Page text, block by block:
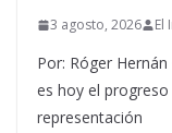
3 agosto, 2026 El
Por: Róger
es hoy el
representación